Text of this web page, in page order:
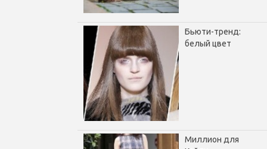
Бьюти-тренд:
белый цвет
Миллион для